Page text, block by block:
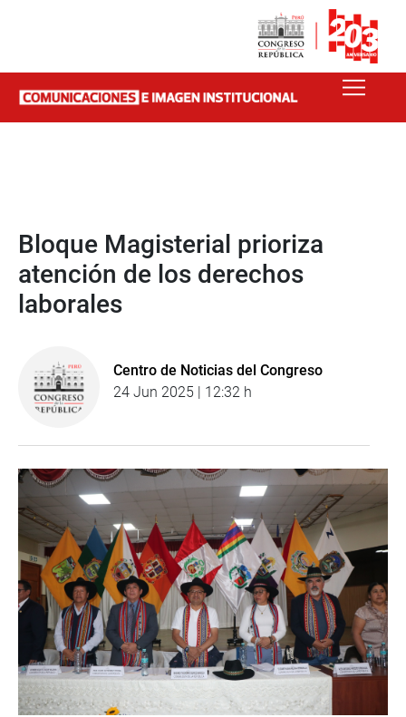
Bloque Magisterial prioriza
atención de los derechos
laborales
Centro de Noticias del Congreso
24 Jun 2025 | 12:32 h